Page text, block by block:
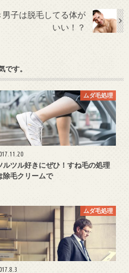
子は脱毛してる体が
いい！？
です。
ムダ毛処理
ルツル好きにぜひ！すね毛の処理
除毛クリームで
ムダ毛処理